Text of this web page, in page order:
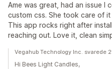
Ame was great, had an issue I
custom css. She took care of
This app rocks right after
reaching out. Love it, clean
Vegahub Technology Inc. svarede
Hi Bees Light Candles,